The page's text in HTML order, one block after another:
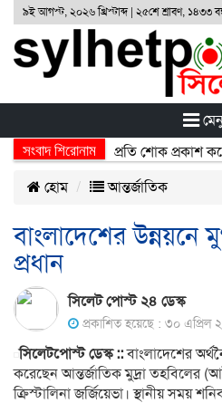
৯ই আগস্ট, ২০২৬ খ্রিস্টাব্দ | ২৫শে শ্রাবণ, ১৪৩৩
সংবাদ শিরোনাম
নিহতদের প্রতি শোক প্রকাশ
হোম
আন্তর্জাতিক
বাংলাদেশের
প্রধান
সিলেট পোস্ট ২৪ ডেস্ক
প্রকাশিত হয়েছে : ৩০ এপ্রিল
সিলেটপোস্ট ডেস্ক ::বাংলাদেশের
করেছেন আন্তর্জাতিক মুদ্রা তহবিলের
ক্রিস্টালিনা জর্জিয়েভা। স্থানীয় সময়